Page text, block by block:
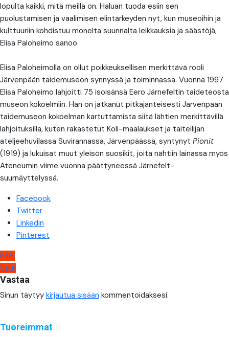
lopulta kaikki, mitä meillä on. Haluan tuoda esiin sen
puolustamisen ja vaalimisen elintärkeyden nyt, kun museoihin ja
kulttuuriin kohdistuu monelta suunnalta leikkauksia ja säästöjä,
Elisa Paloheimo sanoo.
Elisa Paloheimolla on ollut poikkeuksellisen merkittävä rooli
Järvenpään taidemuseon synnyssä ja toiminnassa. Vuonna 1997
Elisa Paloheimo lahjoitti 75 isoisänsä Eero Järnefeltin taideteosta
museon kokoelmiin. Hän on jatkanut pitkäjänteisesti Järvenpään
taidemuseon kokoelman kartuttamista siitä lähtien merkittävillä
lahjoituksilla, kuten rakastetut Koli-maalaukset ja taiteilijan
ateljeehuvilassa Suvirannassa, Järvenpäässä, syntynyt Pionit
(1919) ja lukuisat muut yleisön suosikit, joita nähtiin lainassa myös
Ateneumin viime vuonna päättyneessä Järnefelt-
suurnäyttelyssä.
Facebook
Twitter
Linkedin
Pinterest
Artikkelien
selaus
Edel
Seur
Vastaa
Sinun täytyy kirjautua sisään kommentoidaksesi.
Tuoreimmat